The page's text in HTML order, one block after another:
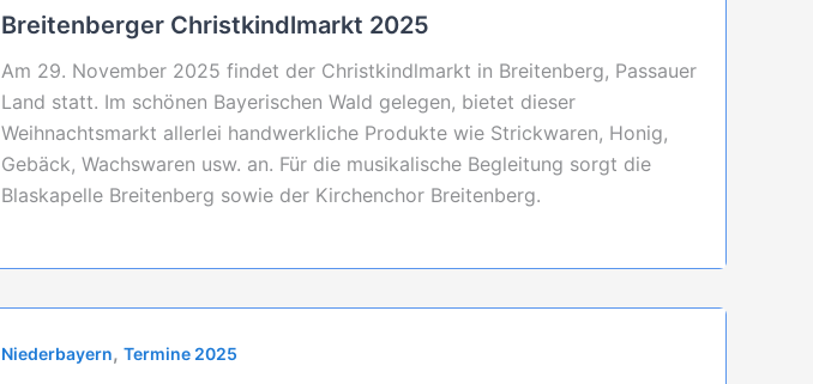
Breitenberger Christkindlmarkt 2025
Am 29. November 2025 findet der Christkindlmarkt in Breitenberg, Passauer
Land statt. Im schönen Bayerischen Wald gelegen, bietet dieser
Weihnachtsmarkt allerlei handwerkliche Produkte wie Strickwaren, Honig,
Gebäck, Wachswaren usw. an. Für die musikalische Begleitung sorgt die
Blaskapelle Breitenberg sowie der Kirchenchor Breitenberg.
Niederbayern, Termine 2025